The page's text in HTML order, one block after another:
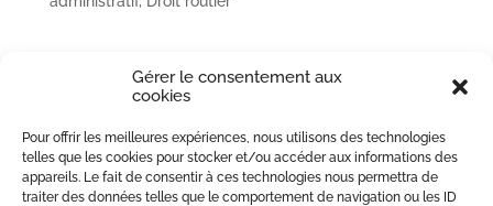
Gérer le consentement aux
cookies
Pour offrir les meilleures expériences, nous utilisons des technologies
telles que les cookies pour stocker et/ou accéder aux informations des
appareils. Le fait de consentir à ces technologies nous permettra de
traiter des données telles que le comportement de navigation ou les ID
© 2023 Migliore Perrey Avocats – Tous droits réservés I